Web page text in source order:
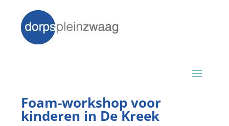
Foam-workshop voor
kinderen in De Kreek